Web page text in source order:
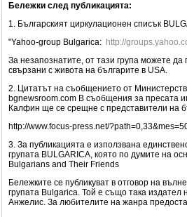
Бележки след публикацията:
1. Българският циркулационен списък
"Yahoo-group Bulgarica: http://
За незапознатите, от тази група можете
свързани с живота на българите в USA.
2. Цитатът на съобщението от
bgnewsroom.com В съобщения за
Калфин ще се срещне с представители на
http://www.focus-press.net/
3. За публикацията е използвана
групата BULGARICA, която по думите на
Bulgarians and Their Friends
Бележките се публикуват в отговор на
групата Bulgarica. Той е също така издател
Анжелис. За любителите на жанра